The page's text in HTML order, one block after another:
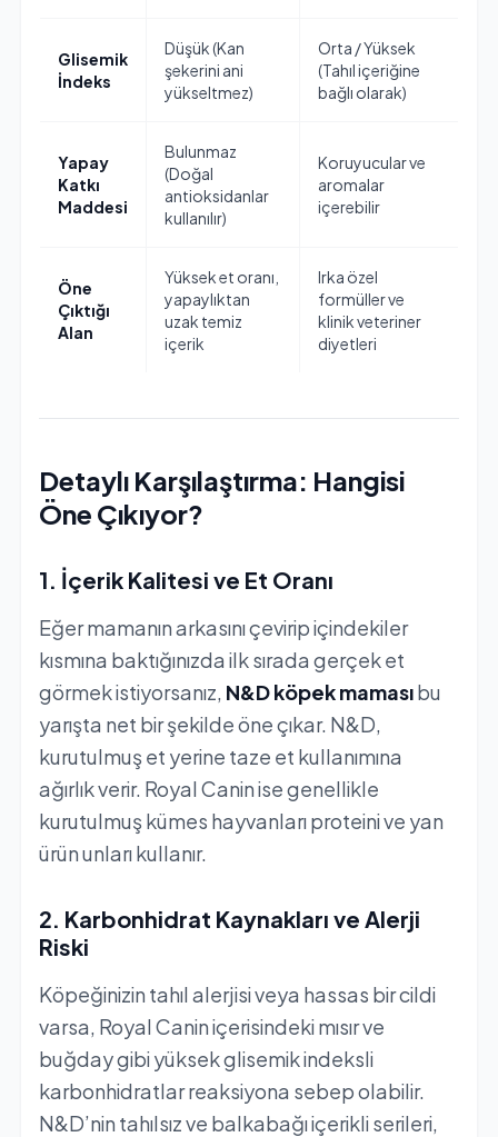
Glisemik
İndeks
Düşük (Kan
şekerini ani
yükseltmez)
Orta / Yüksek
(Tahıl içeriğine
bağlı olarak)
Yapay
Katkı
Maddesi
Bulunmaz
(Doğal
antioksidanlar
kullanılır)
Koruyucular ve
aromalar
içerebilir
Öne
Çıktığı
Alan
Yüksek et oranı,
yapaylıktan
uzak temiz
içerik
Irka özel
formüller ve
klinik veteriner
diyetleri
Detaylı Karşılaştırma: Hangisi
Öne Çıkıyor?
1. İçerik Kalitesi ve Et Oranı
Eğer mamanın arkasını çevirip içindekiler
kısmına baktığınızda ilk sırada gerçek et
görmek istiyorsanız, N&D köpek mamasıbu
yarışta net bir şekilde öne çıkar. N&D,
kurutulmuş et yerine taze et kullanımına
ağırlık verir. Royal Canin ise genellikle
kurutulmuş kümes hayvanları proteini ve yan
ürün unları kullanır.
2. Karbonhidrat Kaynakları ve Alerji
Riski
Köpeğinizin tahıl alerjisi veya hassas bir cildi
varsa, Royal Canin içerisindeki mısır ve
buğday gibi yüksek glisemik indeksli
karbonhidratlar reaksiyona sebep olabilir.
N&D’nin tahılsız ve balkabağı içerikli serileri,